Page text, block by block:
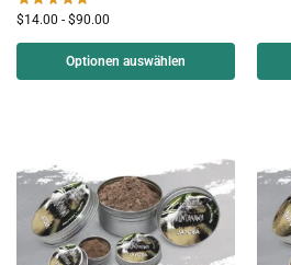
$14.00 - $90.00
Optionen auswählen